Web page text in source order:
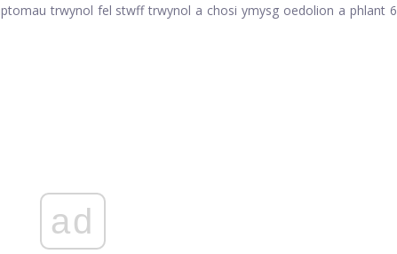
trwynol fel stwff trwynol a chosi ymysg oedolion a phlant 6
ad